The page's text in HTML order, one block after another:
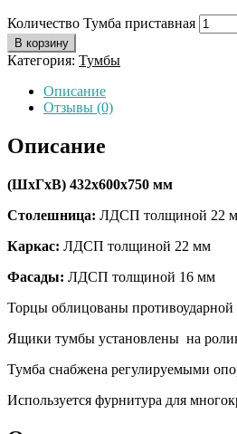
Количество Тумба приставная
В корзину
Категория: Тумбы
Описание
Отзывы (0)
Описание
(ШхГхВ) 432х600х750 мм
Столешница: ЛДСП толщиной 22
Каркас: ЛДСП толщиной 22 мм
Фасады: ЛДСП толщиной 16 мм
Торцы облицованы
Ящики тумбы установлены на
Тумба снабжена регулируемыми
Используется фурнитура для